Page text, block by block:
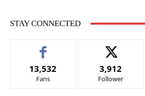
STAY CONNECTED
13,532
Fans
3,912
Follower